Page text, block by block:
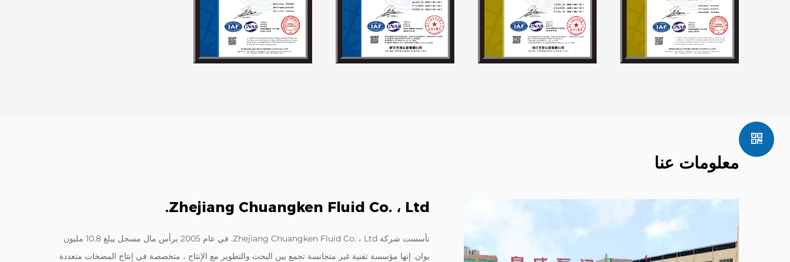
معلومات عنا
Zhejiang Chuangken Fluid Co. ، Ltd.
تأسست شركة Zhejiang Chuangken Fluid Co. ، Ltd. في عام 2005 برأس مال مسجل يبلغ 10.8 مليون
يوان. إنها مؤسسة تقنية غير متجانسة تجمع بين البحث والتطوير مع الإنتاج ، متخصصة في إنتاج المضخات متعددة